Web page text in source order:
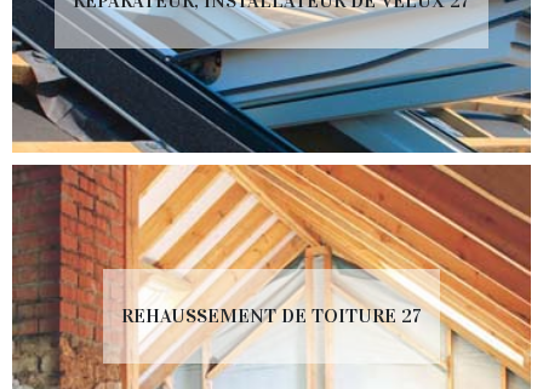
REHAUSSEMENT DE TOITURE 27